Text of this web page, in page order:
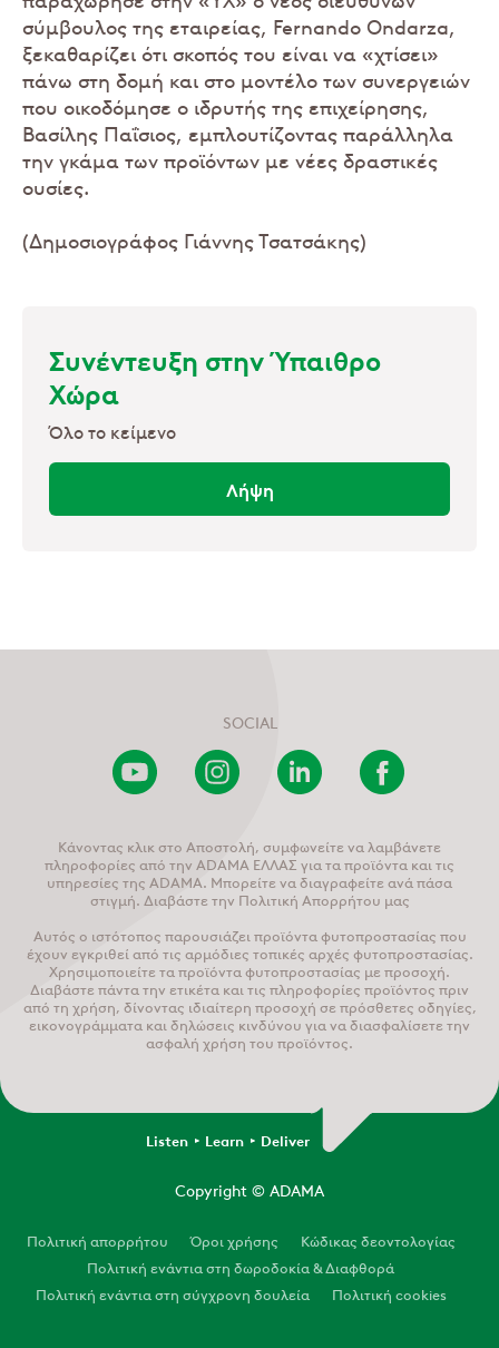
σύμβουλος της εταιρείας, Fernando Ondarza,
ξεκαθαρίζει ότι σκοπός του είναι να «χτίσει»
πάνω στη δομή και στο μοντέλο των συνεργειών
που οικοδόμησε ο ιδρυτής της επιχείρησης,
Βασίλης Παΐσιος, εμπλουτίζοντας παράλληλα
την γκάμα των προϊόντων με νέες δραστικές
ουσίες.
(Δημοσιογράφος Γιάννης Τσατσάκης)
Συνέντευξη στην Ύπαιθρο
Χώρα
Όλο το κείμενο
Λήψη
SOCIAL
Youtube
Channel
Instagram LinkedIn
Κάνοντας κλικ στο Αποστολή, συμφωνείτε να λαμβάνετε
πληροφορίες από την ADAMA ΕΛΛΑΣ για τα προϊόντα και τις
υπηρεσίες της ADAMA. Μπορείτε να διαγραφείτε ανά πάσα
στιγμή. Διαβάστε την Πολιτική Απορρήτου μας
Αυτός ο ιστότοπος παρουσιάζει προϊόντα φυτοπροστασίας που
έχουν εγκριθεί από τις αρμόδιες τοπικές αρχές φυτοπροστασίας.
Χρησιμοποιείτε τα προϊόντα φυτοπροστασίας με προσοχή.
Διαβάστε πάντα την ετικέτα και τις πληροφορίες προϊόντος πριν
από τη χρήση, δίνοντας ιδιαίτερη προσοχή σε πρόσθετες οδηγίες,
εικονογράμματα και δηλώσεις κινδύνου για να διασφαλίσετε την
ασφαλή χρήση του προϊόντος.
Legal
Πολιτική απορρήτου Όροι χρήσης
Κώδικας δεοντολογίας
Πολιτική ενάντια στη δωροδοκία & Διαφθορά
Πολιτική ενάντια στη σύγχρονη δουλεία
Πολιτική cookies
Listen Learn Deliver
Copyright © ADAMA